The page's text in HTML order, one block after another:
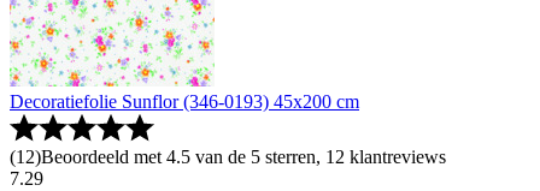
Decoratiefolie Sunflor (346-0193) 45x200 cm
(12)Beoordeeld met 4.5 van de 5 sterren, 12 klantreviews
7.29